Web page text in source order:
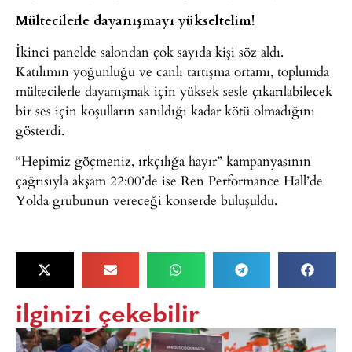
Mültecilerle dayanışmayı yükseltelim!
İkinci panelde salondan çok sayıda kişi söz aldı.
Katılımın yoğunluğu ve canlı tartışma ortamı, toplumda
mültecilerle dayanışmak için yüksek sesle çıkarılabilecek
bir ses için koşulların sanıldığı kadar kötü olmadığını
gösterdi.
“Hepimiz göçmeniz, ırkçılığa hayır” kampanyasının
çağrısıyla akşam 22:00’de ise Ren Performance Hall’de
Yolda grubunun vereceği konserde buluşuldu.
ilginizi çekebilir